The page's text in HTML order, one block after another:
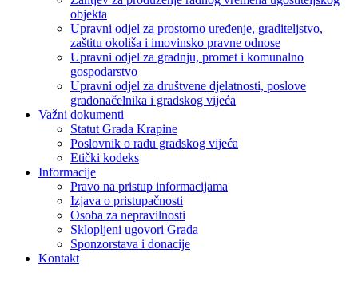
objekta
Upravni odjel za prostorno uređenje, graditeljstvo,
zaštitu okoliša i imovinsko pravne odnose
Upravni odjel za gradnju, promet i komunalno
gospodarstvo
Upravni odjel za društvene djelatnosti, poslove
gradonačelnika i gradskog vijeća
Važni dokumenti
Statut Grada Krapine
Poslovnik o radu gradskog vijeća
Etički kodeks
Informacije
Pravo na pristup informacijama
Izjava o pristupačnosti
Osoba za nepravilnosti
Sklopljeni ugovori Grada
Sponzorstava i donacije
Kontakt